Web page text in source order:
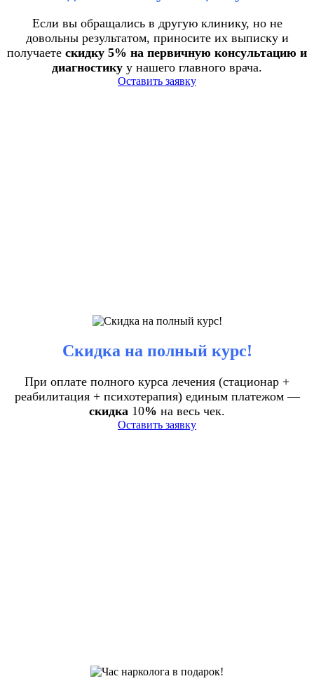
Если вы обращались в другую клинику, но не
довольны результатом, приносите их выписку и
получаете скидку 5% на первичную консультацию и
диагностику у нашего главного врача.
Оставить заявку
Скидка на полный курс!
При оплате полного курса лечения (стационар +
реабилитация + психотерапия) единым платежом —
скидка 10% на весь чек.
Оставить заявку